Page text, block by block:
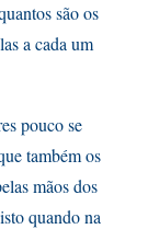
são os
a cada um
pouco se
também os
mãos dos
quando na